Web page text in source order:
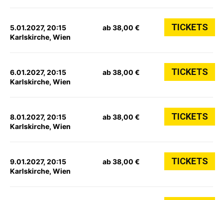
5.01.2027, 20:15
Karlskirche, Wien
ab 38,00 € TICKETS
6.01.2027, 20:15
Karlskirche, Wien
ab 38,00 € TICKETS
8.01.2027, 20:15
Karlskirche, Wien
ab 38,00 € TICKETS
9.01.2027, 20:15
Karlskirche, Wien
ab 38,00 € TICKETS